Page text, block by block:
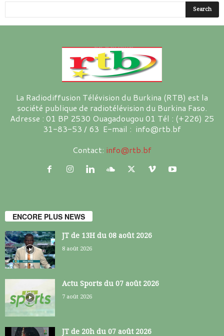
La Radiodiffusion Télévision du Burkina (RTB) est la
société publique de radiotélévision du Burkina Faso.
Adresse : 01 BP 2530 Ouagadougou 01 Tél : (+226) 25
31-83-53 / 63 E-mail : info@rtb.bf
Contact: info@rtb.bf
ENCORE PLUS NEWS
JT de 13H du 08 août 2026
8 août 2026
Actu Sports du 07 août 2026
7 août 2026
JT de 20h du 07 août 2026